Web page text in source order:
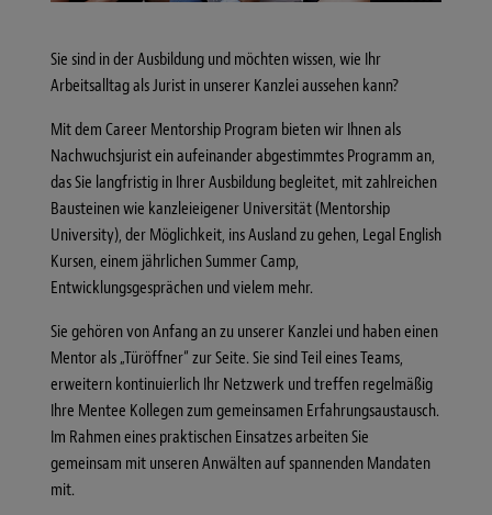
Sie sind in der Ausbildung und möchten wissen, wie Ihr
Arbeitsalltag als Jurist in unserer Kanzlei aussehen kann?
Mit dem Career Mentorship Program bieten wir Ihnen als
Nachwuchsjurist ein aufeinander abgestimmtes Programm an,
das Sie langfristig in Ihrer Ausbildung begleitet, mit zahlreichen
Bausteinen wie kanzleieigener Universität (Mentorship
University), der Möglichkeit, ins Ausland zu gehen, Legal English
Kursen, einem jährlichen Summer Camp,
Entwicklungsgesprächen und vielem mehr.
Sie gehören von Anfang an zu unserer Kanzlei und haben einen
Mentor als „Türöffner“ zur Seite. Sie sind Teil eines Teams,
erweitern kontinuierlich Ihr Netzwerk und treffen regelmäßig
Ihre Mentee Kollegen zum gemeinsamen Erfahrungsaustausch.
Im Rahmen eines praktischen Einsatzes arbeiten Sie
gemeinsam mit unseren Anwälten auf spannenden Mandaten
mit.